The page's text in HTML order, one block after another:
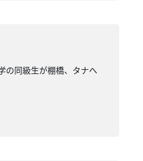
の同級生が棚橋、タナへ